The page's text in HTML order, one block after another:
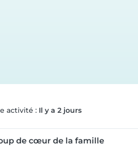
activité : Il y a 2 jours
de cœur de la famille